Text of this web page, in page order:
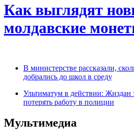
Как выглядят
молдавские
В министерстве рассказали,
добрались до школ в среду
Ультиматум в действии: Жиздан
потерять работу в полиции
Мультимедиа